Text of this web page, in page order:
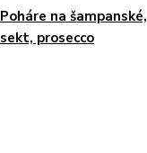
Poháre na šampanské,
sekt, prosecco